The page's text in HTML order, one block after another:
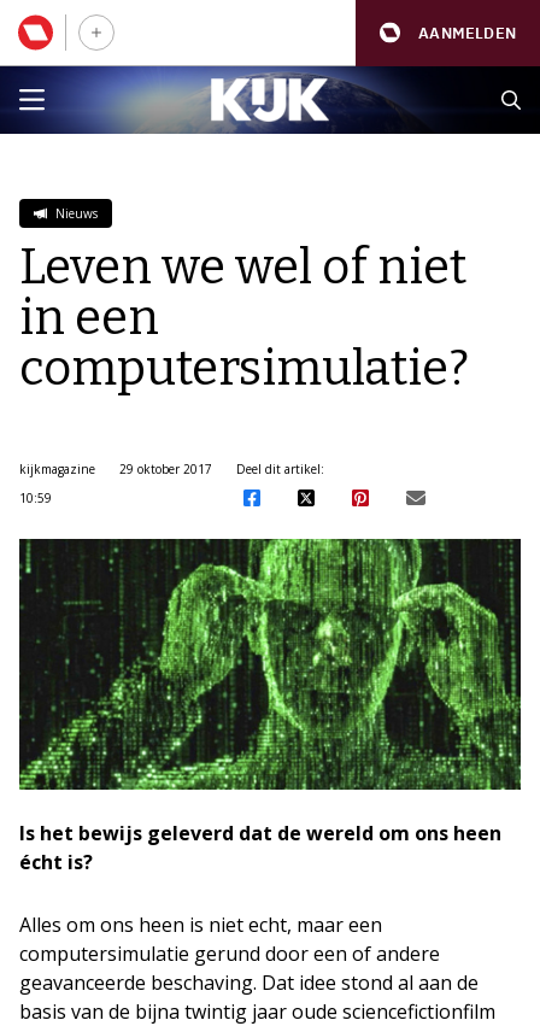
AANMELDEN
Nieuws
Leven we wel of niet
in een
computersimulatie?
kijkmagazine
29 oktober 2017
10:59
Deel dit artikel:
Is het bewijs geleverd dat de wereld om ons heen
écht is?
Alles om ons heen is niet echt, maar een
computersimulatie gerund door een of andere
geavanceerde beschaving. Dat idee stond al aan de
basis van de bijna twintig jaar oude sciencefictionfilm